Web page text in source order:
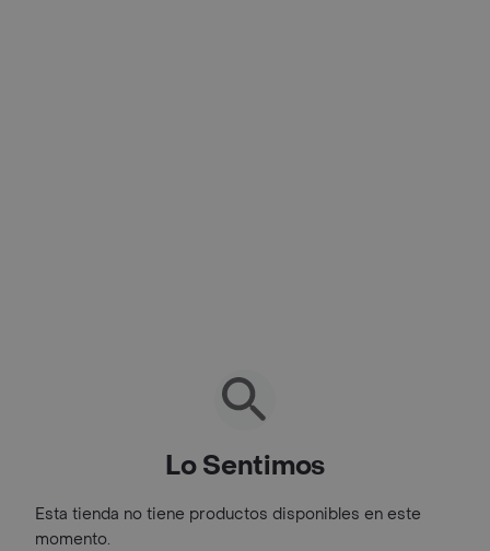
Lo Sentimos
Esta tienda no tiene productos disponibles en este
momento.